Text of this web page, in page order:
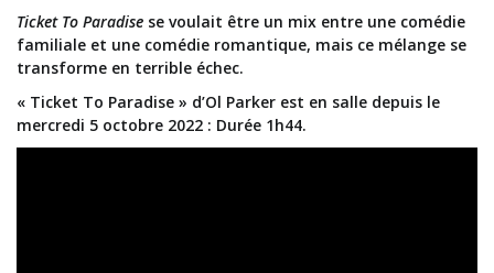
Ticket To Paradise se voulait être un mix entre une comédie
familiale et une comédie romantique, mais ce mélange se
transforme en terrible échec.
« Ticket To Paradise » d’Ol Parker est en salle depuis le
mercredi 5 octobre 2022 : Durée 1h44.